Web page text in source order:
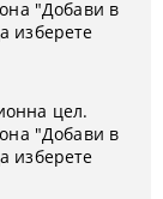
"Добави в
изберете
цел.
"Добави в
изберете